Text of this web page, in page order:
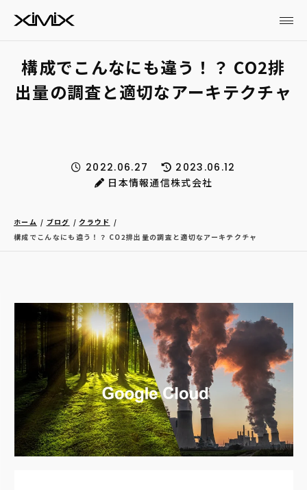
構成でこんなにも違う！？ CO2排
出量の調査と適切なアーキテクチャ
2022.06.27
2023.06.12
日本情報通信株式会社
ホーム ブログ
クラウド
構成でこんなにも違う！？ CO2排出量の調査と適切なアーキテクチャ